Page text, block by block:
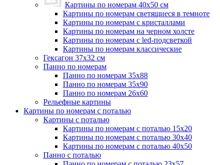
Картины по номерам 40х50 см
Картины по номерам светящиеся в темноте
Картины по номерам с кристаллами
Картины по номерам на черном холсте
Картины по номерам с led-подсветкой
Картины по номерам классические
Гексагон 37х32 см
Панно по номерам
Панно по номерам 35х88
Панно по номерам 35х90
Панно по номерам 26х60
Рельефные картины
Картины по номерам с поталью
Картины с поталью
Картины по номерам с поталью 15х20
Картины по номерам с поталью 30х40
Картины по номерам с поталью 40х50
Панно с поталью